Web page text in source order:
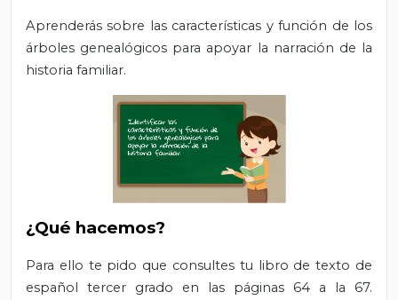
Aprenderássobre las características y función de los
árboles genealógicos para apoyar la narración de la
historia familiar.
¿Qué hacemos?
Para ello te pido que consultes tu libro de texto de
español tercer grado en las páginas 64 a la 67.